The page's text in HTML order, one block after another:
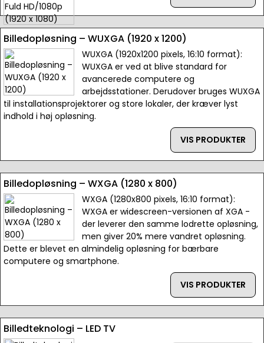
Billedopløsning – WUXGA (1920 x 1200)
WUXGA (1920x1200 pixels, 16:10 format):
WUXGA er ved at blive standard for
avancerede computere og
arbejdsstationer. Derudover bruges WUXGA
til installationsprojektorer og store lokaler, der kræver lyst
indhold i høj opløsning.
VIS PRODUKTER
Billedopløsning – WXGA (1280 x 800)
WXGA (1280x800 pixels, 16:10 format):
WXGA er widescreen-versionen af XGA -
der leverer den samme lodrette opløsning,
men giver 20% mere vandret opløsning.
Dette er blevet en almindelig opløsning for bærbare
computere og smartphone.
VIS PRODUKTER
Billedteknologi – LED TV